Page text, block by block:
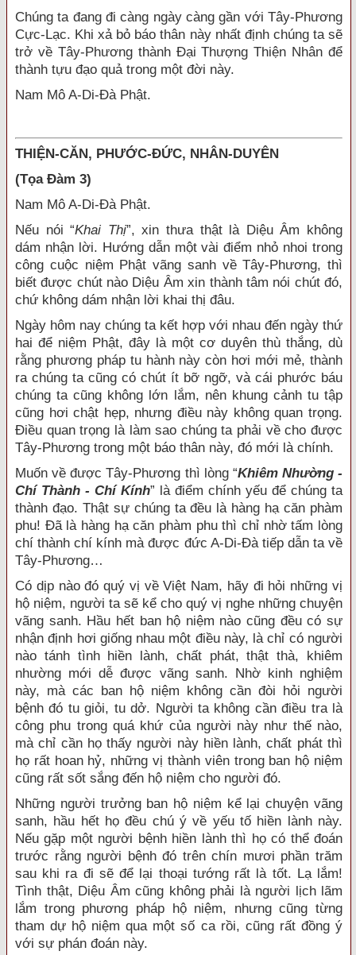
Chúng ta đang đi càng ngày càng gần với Tây-Phương
Cực-Lạc. Khi xả bỏ báo thân này nhất định chúng ta sẽ
trở về Tây-Phương thành Đại Thượng Thiện Nhân để
thành tựu đạo quả trong một đời này.
Nam Mô A-Di-Đà Phật.
THIỆN-CĂN, PHƯỚC-ĐỨC, NHÂN-DUYÊN
(Tọa Đàm 3)
Nam Mô A-Di-Đà Phật.
Nếu nói “Khai Thị”, xin thưa thật là Diệu Âm không
dám nhận lời. Hướng dẫn một vài điểm nhỏ nhoi trong
công cuộc niệm Phật vãng sanh về Tây-Phương, thì
biết được chút nào Diệu Âm xin thành tâm nói chút đó,
chứ không dám nhận lời khai thị đâu.
Ngày hôm nay chúng ta kết hợp với nhau đến ngày thứ
hai để niệm Phật, đây là một cơ duyên thù thắng, dù
rằng phương pháp tu hành này còn hơi mới mẻ, thành
ra chúng ta cũng có chút ít bỡ ngỡ, và cái phước báu
chúng ta cũng không lớn lắm, nên khung cảnh tu tập
cũng hơi chật hẹp, nhưng điều này không quan trọng.
Điều quan trọng là làm sao chúng ta phải về cho được
Tây-Phương trong một báo thân này, đó mới là chính.
Muốn về được Tây-Phương thì lòng “Khiêm Nhường -
Chí Thành - Chí Kính” là điểm chính yếu để chúng ta
thành đạo. Thật sự chúng ta đều là hàng hạ căn phàm
phu! Đã là hàng hạ căn phàm phu thì chỉ nhờ tấm lòng
chí thành chí kính mà được đức A-Di-Đà tiếp dẫn ta về
Tây-Phương…
Có dịp nào đó quý vị về Việt Nam, hãy đi hỏi những vị
hộ niệm, người ta sẽ kể cho quý vị nghe những chuyện
vãng sanh. Hầu hết ban hộ niệm nào cũng đều có sự
nhận định hơi giống nhau một điều này, là chỉ có người
nào tánh tình hiền lành, chất phát, thật thà, khiêm
nhường mới dễ được vãng sanh. Nhờ kinh nghiệm
này, mà các ban hộ niệm không cần đòi hỏi người
bệnh đó tu giỏi, tu dở. Người ta không cần điều tra là
công phu trong quá khứ của người này như thế nào,
mà chỉ cần họ thấy người này hiền lành, chất phát thì
họ rất hoan hỷ, những vị thành viên trong ban hộ niệm
cũng rất sốt sắng đến hộ niệm cho người đó.
Những người trưởng ban hộ niệm kể lại chuyện vãng
sanh, hầu hết họ đều chú ý về yếu tố hiền lành này.
Nếu gặp một người bệnh hiền lành thì họ có thể đoán
trước rằng người bệnh đó trên chín mươi phần trăm
sau khi ra đi sẽ để lại thoại tướng rất là tốt. Lạ lắm!
Tình thật, Diệu Âm cũng không phải là người lịch lãm
lắm trong phương pháp hộ niệm, nhưng cũng từng
tham dự hộ niệm qua một số ca rồi, cũng rất đồng ý
với sự phán đoán này.